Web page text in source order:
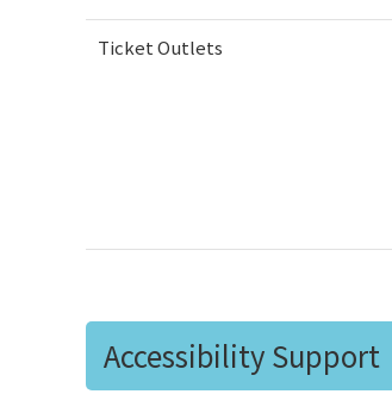
Ticket Outlets
Accessibility Support